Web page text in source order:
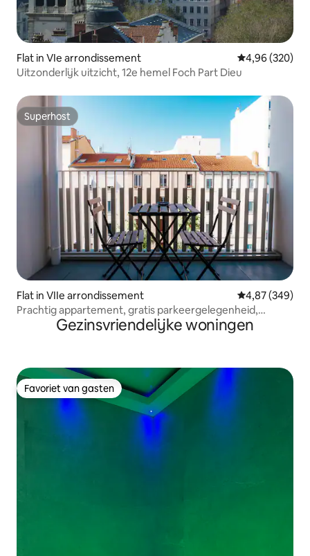
Flat in VIe arrondissement Gemiddelde
4,96 (320)
Uitzonderlijk uitzicht, 12e hemel Foch Part Dieu
Superhost
Superhost
Flat in VIIe arrondissement Gemiddelde
4,87 (349)
Prachtig appartement, gratis parkeergelegenheid,
mobiele aircoGezinsvriendelijke woningen
Favoriet van gasten
Favoriet van gasten